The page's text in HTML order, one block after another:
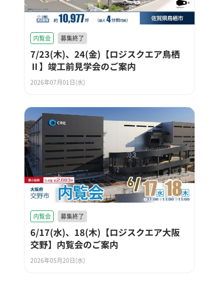
内覧会 募集終了
7/23(木)、24(金)【ロジスクエア鳥栖
Ⅱ】竣工前見学会のご案内
2026年07月01日(水)
内覧会 募集終了
6/17(水)、18(木)【ロジスクエア大阪
交野】内覧会のご案内
2026年05月20日(水)